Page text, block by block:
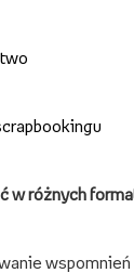
w różnych
wspomnień